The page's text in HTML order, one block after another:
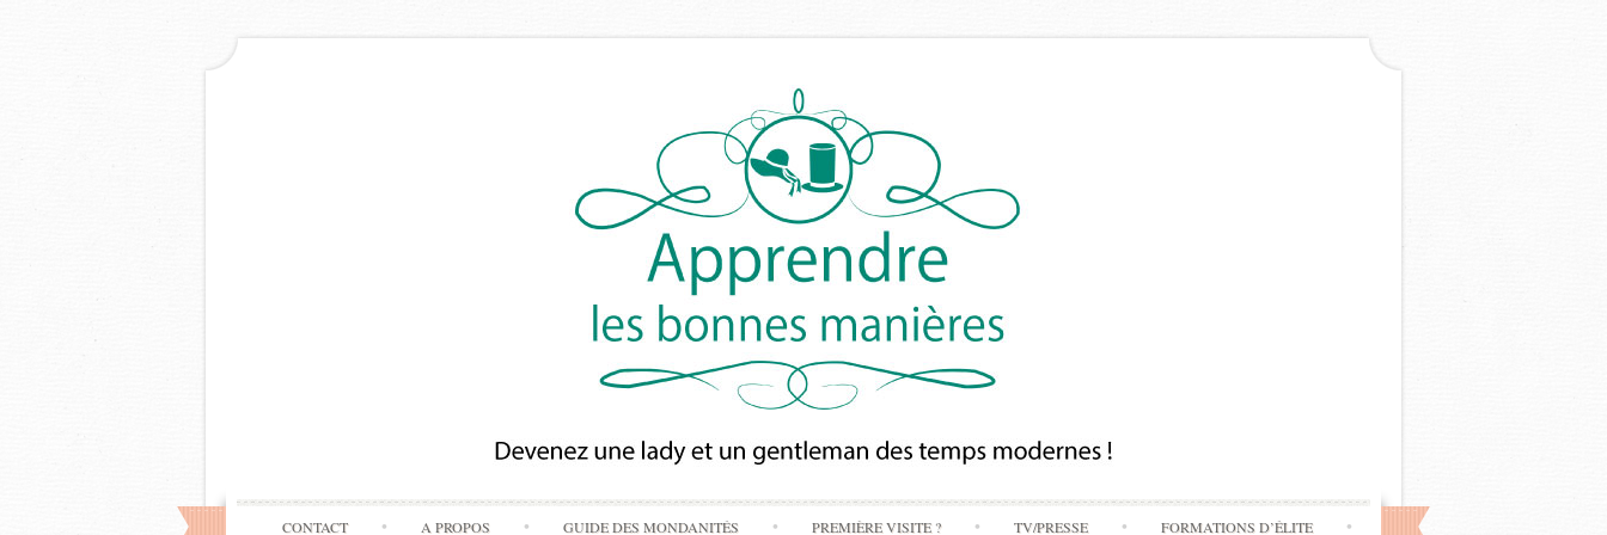
Skip
CONTACT A PROPOS GUIDE DES MONDANITÉS PREMIÈRE VISITE ? TV/PRESSE FORMATIONS D’ÉLITE